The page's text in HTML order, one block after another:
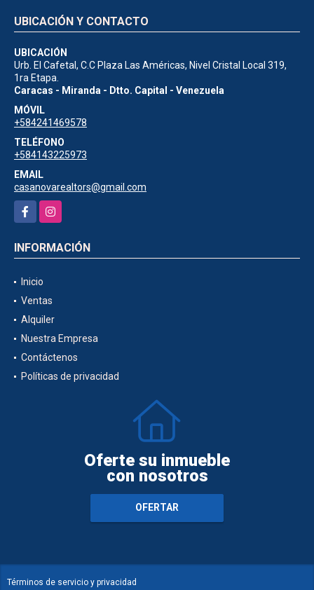
UBICACIÓN Y CONTACTO
UBICACIÓN
Urb. El Cafetal, C.C Plaza Las Américas, Nivel Cristal Local 319,
1ra Etapa.
Caracas - Miranda - Dtto. Capital - Venezuela
MÓVIL
+584241469578
TELÉFONO
+584143225973
EMAIL
casanovarealtors@gmail.com
FacebookInstagram
INFORMACIÓN
Inicio
Ventas
Alquiler
Nuestra Empresa
Contáctenos
Políticas de privacidad
Oferte su inmueble
con nosotros
OFERTAR
Términos de servicio y privacidad